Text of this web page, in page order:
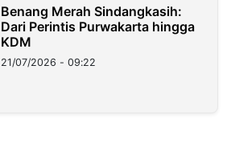
Benang Merah Sindangkasih:
Dari Perintis Purwakarta hingga
KDM
21/07/2026 - 09:22